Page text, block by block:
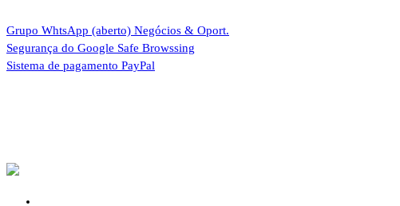
Grupo WhtsApp (aberto) Negócios & Oport.
Segurança do Google Safe Browssing
Sistema de pagamento PayPal